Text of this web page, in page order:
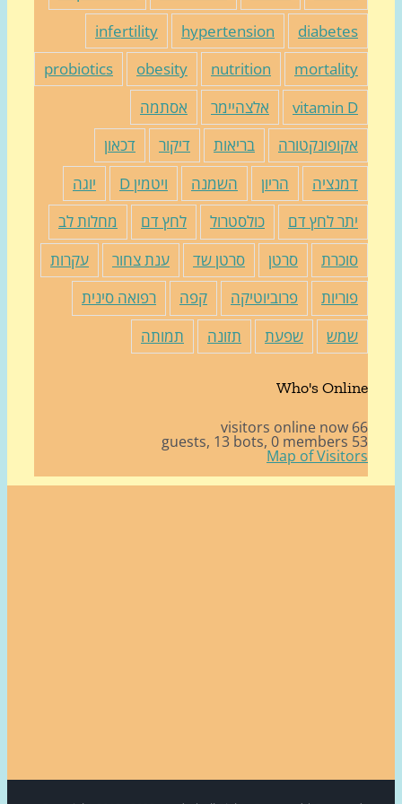
hypertension
infertility
nutrition
obesity
probiotics
vitamin
אלצהיימר
אסתמה
בריאות דיקור
דכאון
הריון השמנה ויטמין D
יוגה
לחץ דם
כולסטרול לחץ דם
מחלות לב
סרטן סרטן שד ענת צחור
עקרות
פרוביוטיקה קפה
רפואה סינית
שפעת תזונה תמותה
Who's
13 bots, 0 members
Map of